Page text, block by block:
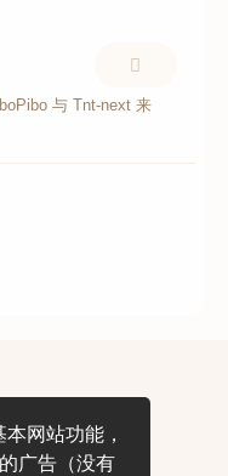
网站功能，
广告（没有
与 Tnt-next 来